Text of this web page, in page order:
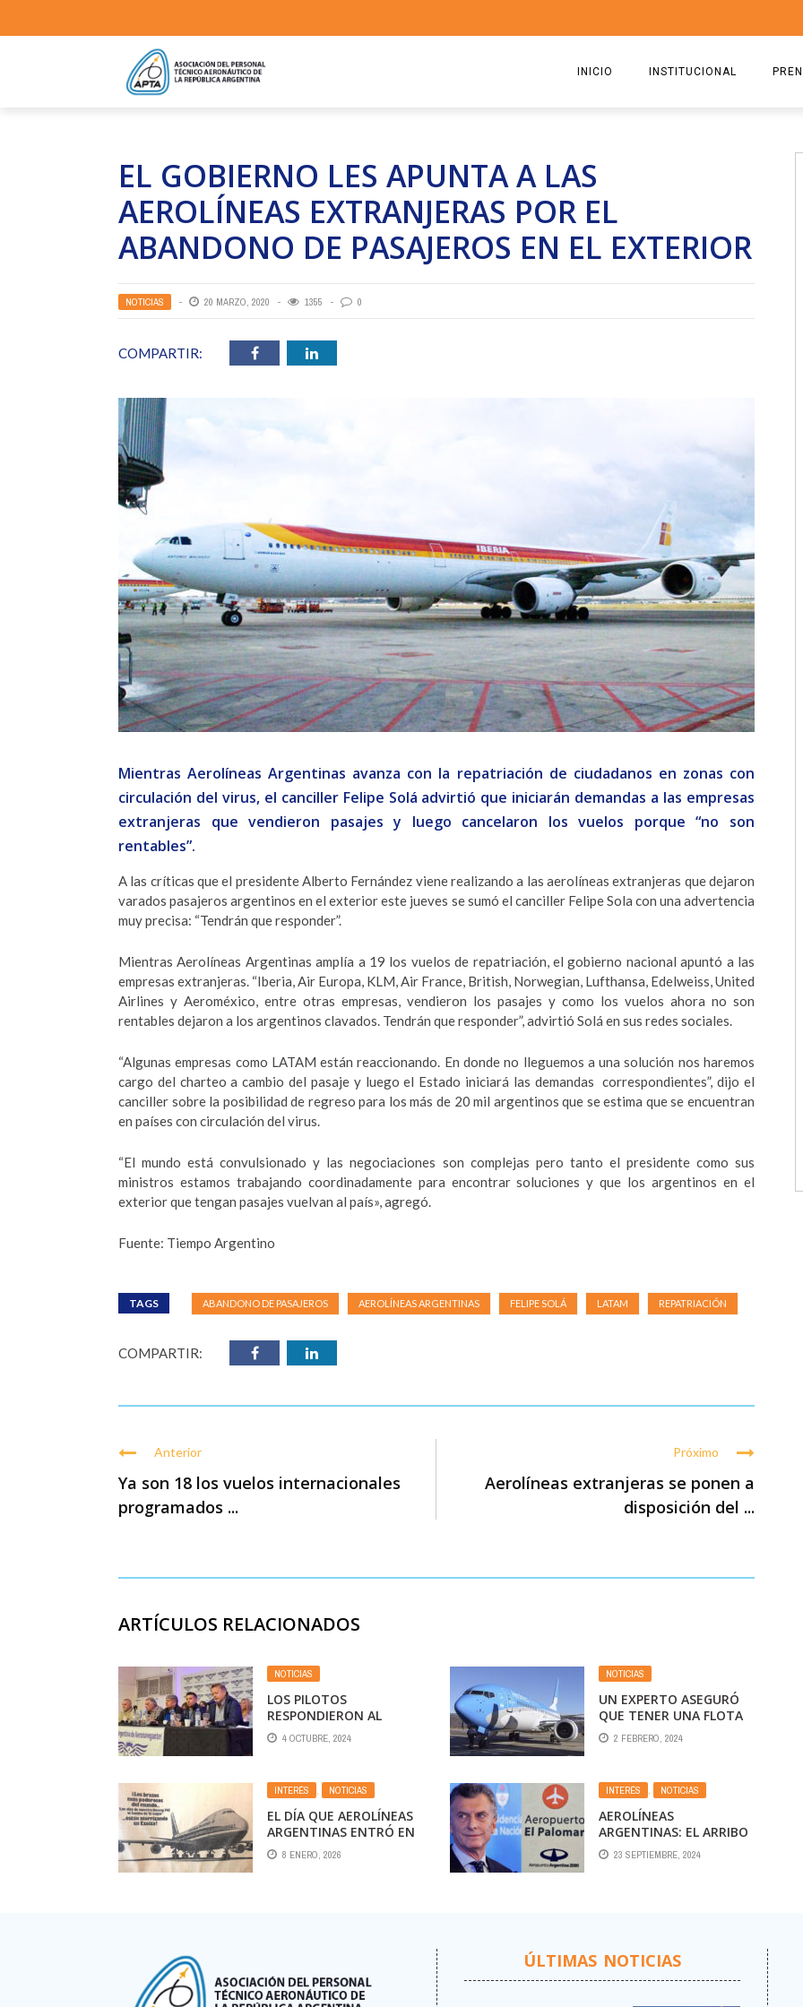
INICIO INSTITUCIONAL
RICARDO CIRIELLI
EL GOBIERNO LES APUNTA A LAS
AEROLÍNEAS EXTRANJERAS POR EL
ABANDONO DE PASAJEROS EN EL EXTERIOR
NOTICIAS 20 MARZO, 2020 1355 0
COMPARTIR:
Mientras Aerolíneas Argentinas avanza con la repatriación de ciudadanos en zonas con
circulación del virus, el canciller Felipe Solá advirtió que iniciarán demandas a las empresas
extranjeras que vendieron pasajes y luego cancelaron los vuelos porque “no son
rentables”.
A las críticas que el presidente Alberto Fernández viene realizando a las aerolíneas extranjeras que dejaron
varados pasajeros argentinos en el exterior este jueves se sumó el canciller Felipe Sola con una advertencia
muy precisa: “Tendrán que responder”.
Mientras Aerolíneas Argentinas amplía a 19 los vuelos de repatriación, el gobierno nacional apuntó a las
empresas extranjeras. “Iberia, Air Europa, KLM, Air France, British, Norwegian, Lufthansa, Edelweiss, United
Airlines y Aeroméxico, entre otras empresas, vendieron los pasajes y como los vuelos ahora no son
rentables dejaron a los argentinos clavados. Tendrán que responder”, advirtió Solá en sus redes sociales.
“Algunas empresas como LATAM están reaccionando. En donde no lleguemos a una solución nos haremos
cargo del charteo a cambio del pasaje y luego el Estado iniciará las demandas correspondientes”, dijo el
canciller sobre la posibilidad de regreso para los más de 20 mil argentinos que se estima que se encuentran
en países con circulación del virus.
“El mundo está convulsionado y las negociaciones son complejas pero tanto el presidente como sus
ministros estamos trabajando coordinadamente para encontrar soluciones y que los argentinos en el
exterior que tengan pasajes vuelvan al país», agregó.
Fuente: Tiempo Argentino
TAGS ABANDONO DE PASAJEROS AEROLÍNEAS ARGENTINAS FELIPE SOLÁ LATAM REPATRIACIÓN
COMPARTIR:
Anterior
Ya son 18 los vuelos internacionales
programados ...
Próximo
Aerolíneas extranjeras se ponen a
disposición del ...
ARTÍCULOS RELACIONADOS
NOTICIAS
LOS PILOTOS
RESPONDIERON AL
DECRETO PARA
PRIVATIZAR AEROLÍNEAS
«PROFUNDO
DESCONOCIMIENTO DE
LA AVIACIÓN»
4 OCTUBRE, 2024
NOTICIAS
UN EXPERTO ASEGURÓ
QUE TENER UNA FLOTA
DE CARGA PODRÍA SER
UNA SOLUCIÓN AL
DE AEROLÍNEAS
ARGENTINAS
2 FEBRERO, 2024
INTERÉS , NOTICIAS
EL DÍA QUE AEROLÍNEAS
ARGENTINAS ENTRÓ EN
LA ERA DEL BOEING 747
8 ENERO, 2026
INTERÉS , NOTICIAS
AEROLÍNEAS
ARGENTINAS: EL ARRIBO
DE LA COMUNIDAD DE
NEGOCIOS
23 SEPTIEMBRE, 2024
ÚLTIMAS NOTICIAS